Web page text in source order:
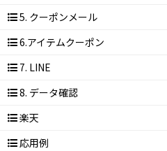
5. クーポンメール
6.アイテムクーポン
7. LINE
8. データ確認
楽天
応用例